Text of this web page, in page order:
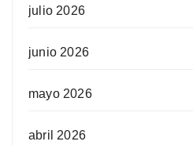
julio 2026
junio 2026
mayo 2026
abril 2026